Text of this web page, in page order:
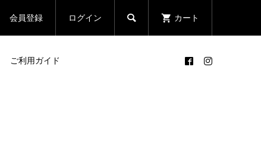
会員登録 ログイン  カート
ご利用ガイド